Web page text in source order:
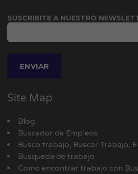
SUSCRIBITE A NUESTRO
Site Map
Blog
Buscador de Empleos
Busco trabajo, Buscar Trabajo,
Busqueda de trabajo
Como encontrar trabajo con